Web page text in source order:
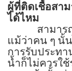
ผู้ที่ติดเชื้อสา
ได้ไหม
สามาร
แม้ว่าคน ๆ นั้
การรับประท
น้ำก็ไม่ควรใ